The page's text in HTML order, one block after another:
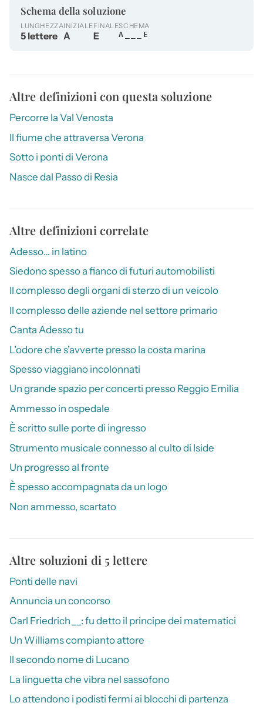
Schema della soluzione
LUNGHEZZA
5 lettere
INIZIALE
A
FINALE
E
SCHEMA
A___E
Altre definizioni con questa soluzione
Percorre la Val Venosta
Il fiume che attraversa Verona
Sotto i ponti di Verona
Nasce dal Passo di Resia
Altre definizioni correlate
Adesso… in latino
Siedono spesso a fianco di futuri automobilisti
Il complesso degli organi di sterzo di un veicolo
Il complesso delle aziende nel settore primario
Canta Adesso tu
L’odore che s’avverte presso la costa marina
Spesso viaggiano incolonnati
Un grande spazio per concerti presso Reggio Emilia
Ammesso in ospedale
È scritto sulle porte di ingresso
Strumento musicale connesso al culto di Iside
Un progresso al fronte
È spesso accompagnata da un logo
Non ammesso, scartato
Altre soluzioni di 5 lettere
Ponti delle navi
Annuncia un concorso
Carl Friedrich __: fu detto il principe dei matematici
Un Williams compianto attore
Il secondo nome di Lucano
La linguetta che vibra nel sassofono
Lo attendono i podisti fermi ai blocchi di partenza